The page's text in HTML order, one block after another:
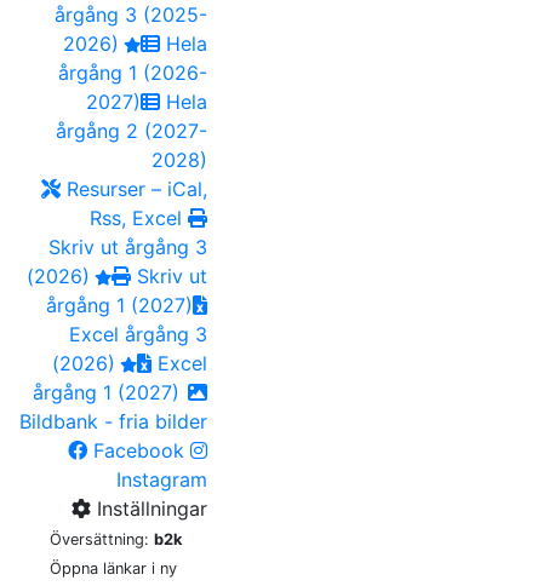
årgång 3 (2025-
2026)
Hela
årgång 1 (2026-
2027)
Hela
årgång 2 (2027-
2028)
Resurser – iCal,
Rss, Excel
Skriv ut årgång 3
(2026)
Skriv ut
årgång 1 (2027)
Excel årgång 3
(2026)
Excel
årgång 1 (2027)
Bildbank - fria bilder
Facebook
Instagram
Inställningar
Översättning: b2k
Öppna länkar i ny